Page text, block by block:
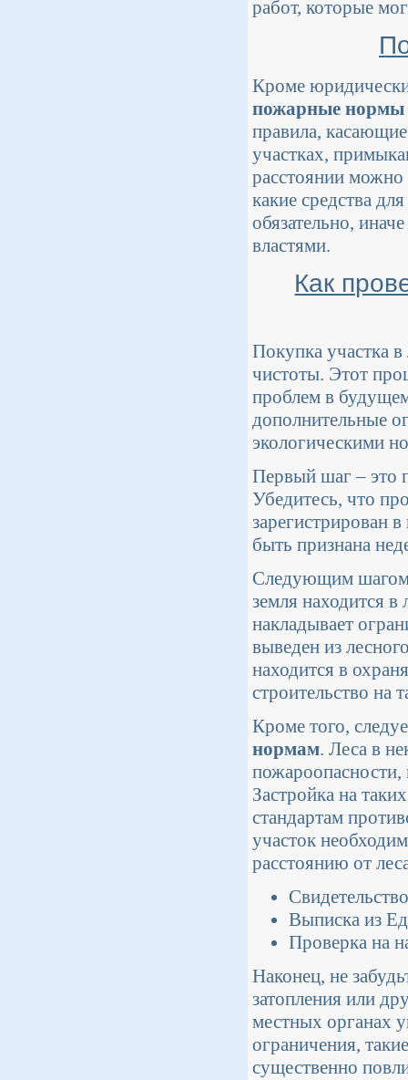
работ, которые
Кроме
пожарные нормы
правила,
участках,
расстоянии можно
какие средства
обязательно,
властями.
Как
Покупка участка
чистоты. Этот
проблем в
дополнительные
экологическими
Первый шаг – это
Убедитесь, что
зарегистрирован
быть признана
Следующим шагом
земля находится
накладывает
выведен из
находится в
строительство на
Кроме того,
нормам. Леса в
пожароопасности,
Застройка на
стандартам
участок
расстоянию от
Выписка из
Проверка на
Наконец, не
затопления или
местных органах
ограничения,
существенно